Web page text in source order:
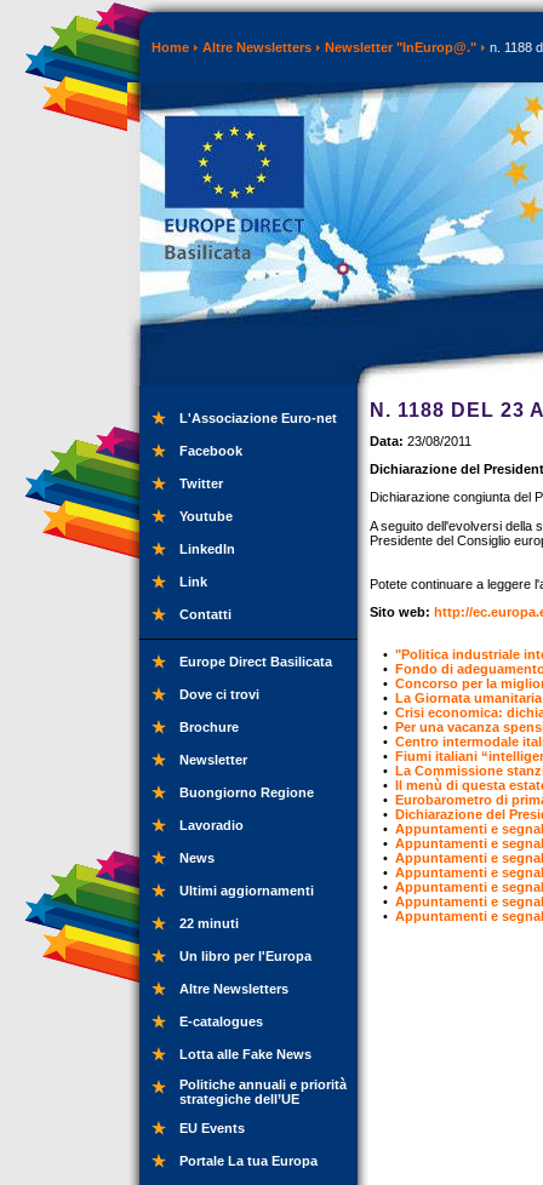
Home Altre Newsletters Newsletter "InEurop@." n. 1188
L'Associazione Euro-net
Facebook
Twitter
Youtube
LinkedIn
Link
Contatti
Europe Direct Basilicata
Dove ci trovi
Brochure
Newsletter
Buongiorno Regione
Lavoradio
News
Ultimi aggiornamenti
22 minuti
Un libro per l'Europa
Altre Newsletters
E-catalogues
Lotta alle Fake News
Politiche annuali e priorità
strategiche dell’UE
EU Events
Portale La tua Europa
N. 1188 DEL 23
Data: 23/08/2011
Dichiarazione del
Dichiarazione congiunta del
A seguito dell'evolversi della
Presidente del Consiglio
Potete continuare a leggere
Sito web: http://
• "Politica industriale
• Fondo di
• Concorso per la
• La Giornata
• Crisi economica:
• Per una vacanza
• Centro intermodale
• Fiumi italiani
• La Commissione
• Il menù di questa
• Eurobarometro di
• Dichiarazione del
• Appuntamenti e
• Appuntamenti e
• Appuntamenti e
• Appuntamenti e
• Appuntamenti e
• Appuntamenti e
• Appuntamenti e